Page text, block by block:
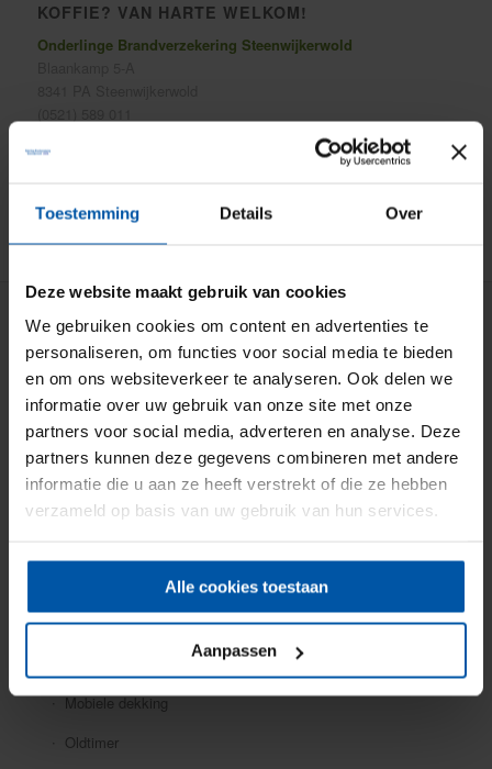
Toestemming Details Over
Deze website maakt gebruik van cookies
We gebruiken cookies om content en advertenties te
personaliseren, om functies voor social media te bieden
en om ons websiteverkeer te analyseren. Ook delen we
informatie over uw gebruik van onze site met onze
partners voor social media, adverteren en analyse. Deze
partners kunnen deze gegevens combineren met andere
informatie die u aan ze heeft verstrekt of die ze hebben
verzameld op basis van uw gebruik van hun services.
Alle cookies toestaan
Aanpassen
KOFFIE? VAN HARTE WELKOM!
Onderlinge Brandverzekering Steenwijkerwold
Particuliere verzekeringen
Aansprakelijkheid
Auto
Bromfiets
Caravan
Inboedel
Mobiele dekking
Oldtimer